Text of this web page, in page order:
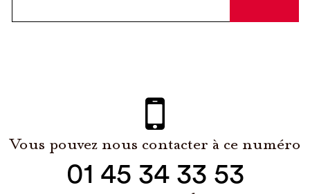
Vous pouvez nous contacter à ce numéro
01 45 34 33 53